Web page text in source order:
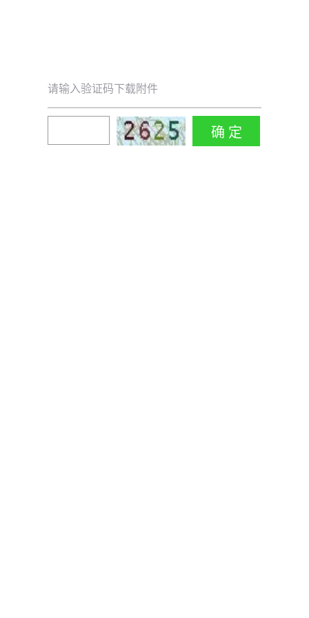
请输入验证码下载附件